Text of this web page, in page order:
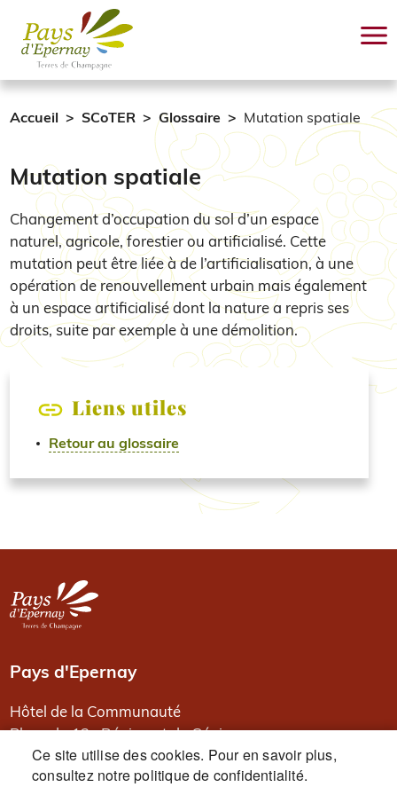
Accueil SCoTER Glossaire Mutation spatiale
Mutation spatiale
Changement d’occupation du sol d’un espace
naturel, agricole, forestier ou artificialisé. Cette
mutation peut être liée à de l’artificialisation, à une
opération de renouvellement urbain mais également
à un espace artificialisé dont la nature a repris ses
droits, suite par exemple à une démolition.
Liens utiles
Retour au glossaire
Image
Pays d'Epernay
Hôtel de la Communauté
Place du 13e Régiment de Génie
BP 80526
51331 Epernay
Ce site utilise des cookies. Pour en savoir plus,
consultez notre politique de confidentialité.